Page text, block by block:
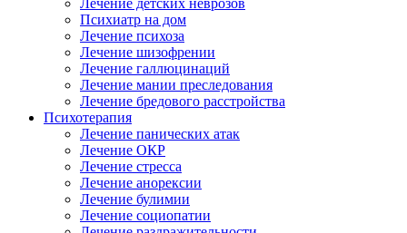
Лечение детских неврозов
Психиатр на дом
Лечение психоза
Лечение шизофрении
Лечение галлюцинаций
Лечение мании преследования
Лечение бредового расстройства
Психотерапия
Лечение панических атак
Лечение ОКР
Лечение стресса
Лечение анорексии
Лечение булимии
Лечение социопатии